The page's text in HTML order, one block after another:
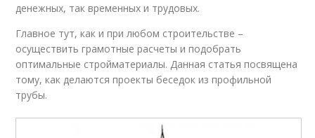
денежных, так временных и трудовых.
Главное тут, как и при любом строительстве –
осуществить грамотные расчеты и подобрать
оптимальные стройматериалы. Данная статья посвящена
тому, как делаются проекты беседок из профильной
трубы.